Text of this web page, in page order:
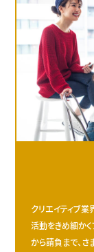
クリエイティブ
活動をきめ細かく
から請負まで、